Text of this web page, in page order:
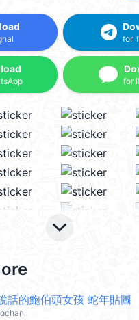
for
for
keyboard_arrow_down
話的鮑伯頭女孩 蛇年貼圖